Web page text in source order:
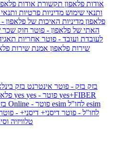
אודות פלאפון תקשורת אודות
ותנאי שימוש מדיניות פרטיות
פלאפון מדיניות האיכות של פלאפון
האתי של פלאפון - פוטר חוק שכר
לעובדת ועובד - פוטר אחריות
שירות פלאפון אמנת שירות
בזק בזק - פוטר אינטרנט בזק
yes
yes+FIBER
esim
לחו"ל - פוטר דיסני+ דיסני+ -
טלוויזיה